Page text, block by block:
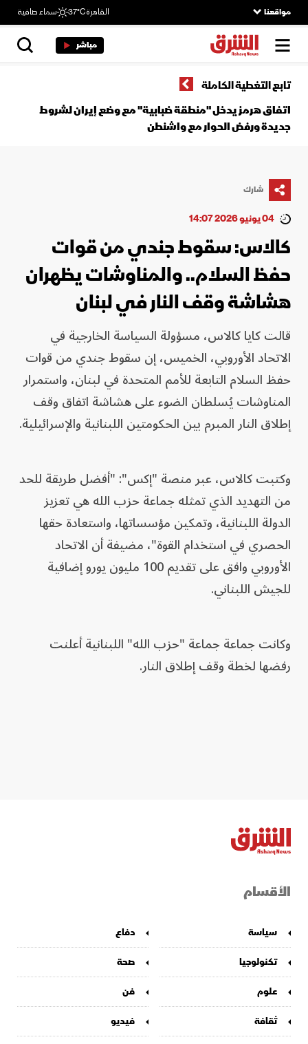
مواقعنا القاهرة37°C سماء صافية
مباشر
تابع التغطية الكاملة
اتفاق هرمز يدخل "منطقة ضبابية" مع وضع إيران لشروط
جديدة ورفض الحوار مع واشنطن
شارك
04 يونيو 2026 14:07
كالاس: سقوط جندي من قوات
حفظ السلام.. والمناوشات يظهران
هشاشة وقف النار في لبنان
قالت كايا كالاس، مسؤولة السياسة الخارجية في
⁠الاتحاد الأوروبي، ‌الخميس، إن سقوط ​جندي من قوات
⁠حفظ السلام التابعة للأمم المتحدة ⁠في لبنان، واستمرار
المناوشات يُسلطان الضوء على هشاشة اتفاق ​وقف
إطلاق النار المبرم بين الحكومتين اللبنانية والإسرائيلية.
وكتبت كالاس، عبر منصة "إكس": "أفضل طريقة ​للحد
من التهديد ⁠الذي تمثله ​جماعة حزب ⁠الله ‌هي تعزيز
الدولة اللبنانية، وتمكين مؤسساتها، واستعادة حقها
الحصري ‌في استخدام القوة"، مضيفة أن الاتحاد
الأوروبي وافق على تقديم 100 ​مليون يورو إضافية
للجيش اللبناني.
وكانت جماعة جماعة "حزب ⁠الله" اللبنانية أعلنت
رفضها لخطة ​وقف ​إطلاق النار.
الأقسام
سياسة
دفاع
تكنولوجيا
صحة
علوم
فن
ثقافة
فيديو